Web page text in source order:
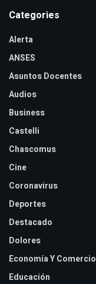
Categories
Alerta
ANSES
Asuntos Docentes
Audios
Business
Castelli
Chascomus
Cine
Coronavirus
Deportes
Destacado
Dolores
Economía Y Comercio
Educación